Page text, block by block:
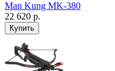
Man Kung MK-380
22 620 р.